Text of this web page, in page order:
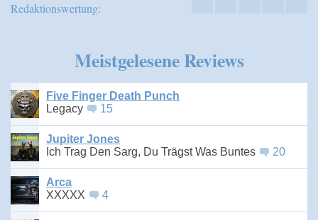
Redaktionswertung:
Meistgelesene Reviews
Five Finger Death Punch
Legacy
15
Jupiter Jones
Ich Trag Den Sarg, Du Trägst Was Buntes
20
Arca
XXXXX
4